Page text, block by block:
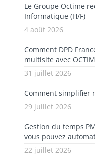
Le Groupe Octime
Informatique (H/F)
4 août 2026
Comment DPD
multisite avec
31 juillet 2026
Comment simplifier
29 juillet 2026
Gestion du temps
vous pouvez
22 juillet 2026